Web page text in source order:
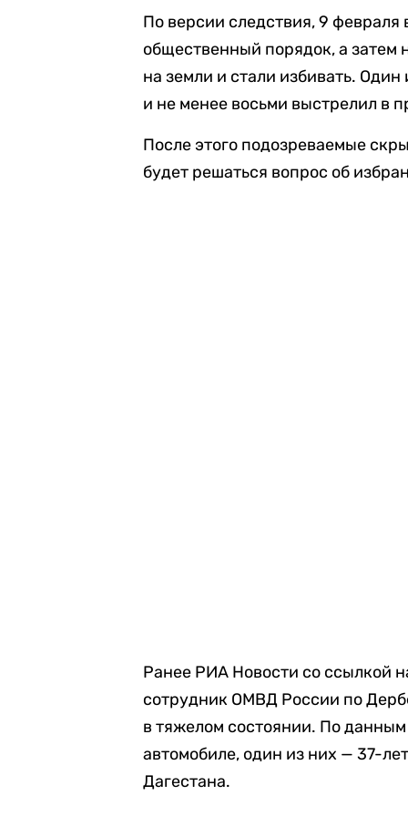
По версии следствия, 9
общественный порядок, а затем
на земли и стали избивать.
и не менее восьми выстрелил в
После этого подозреваемые
будет решаться вопрос об
Ранее РИА Новости со ссылкой
сотрудник ОМВД России по
в тяжелом состоянии. По
автомобиле, один из них — 37-
Дагестана.